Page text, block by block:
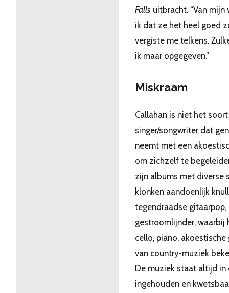
Falls uitbracht. “Van
ik dat ze het heel goed
vergiste me telkens.
ik maar opgegeven.”
Miskraam
Callahan is niet het soort
singer/songwriter dat
neemt met een
om zichzelf te
zijn albums met diverse
klonken aandoenlijk
tegendraadse
gestroomlijnder, waarbij
cello, piano,
van country-muziek
De muziek staat altijd in
ingehouden en